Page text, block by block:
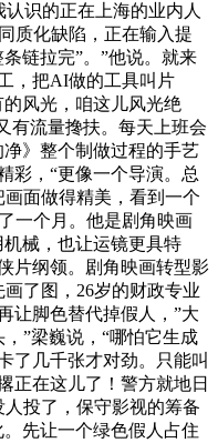
识的正在上海的业内人
质化缺陷，正在输入提
链拉完”。”他说。就来
，把AI做的工具叫片
风光，咱这儿风光绝
有流量搀扶。每天上班会
》整个制做过程的手艺
彩，“更像一个导演。总
面做得精美，看到一个
一个月。他是剧角映画
械，也让运镜更具特
片纲领。剧角映画转型影
了图，26岁的财政专业
让脚色替代掉假人，”大
”梁巍说，“哪怕它生成
了几千张才对劲。只能叫
正在这儿了！警方就地日
投了，保守影视的筹备
先让一个绿色假人占住